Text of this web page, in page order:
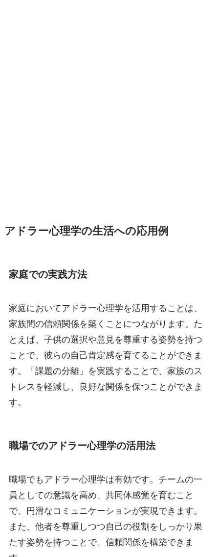
アドラー心理学の生活への応用例
家庭での実践方法
家庭においてアドラー心理学を活用することは、
家族間の信頼関係を築くことにつながります。た
とえば、子供の選択や意見を尊重する姿勢を持つ
ことで、彼らの自己肯定感を育てることができま
す。「課題の分離」を実践することで、家族のス
トレスを軽減し、良好な関係を保つことができま
す。
職場でのアドラー心理学の活用法
職場でもアドラー心理学は有効です。チームの一
員としての意識を高め、共同体感覚を育むこと
で、円滑なコミュニケーションが実現できます。
また、他者を尊重しつつ自己の役割をしっかり果
たす姿勢を持つことで、信頼関係を構築できま